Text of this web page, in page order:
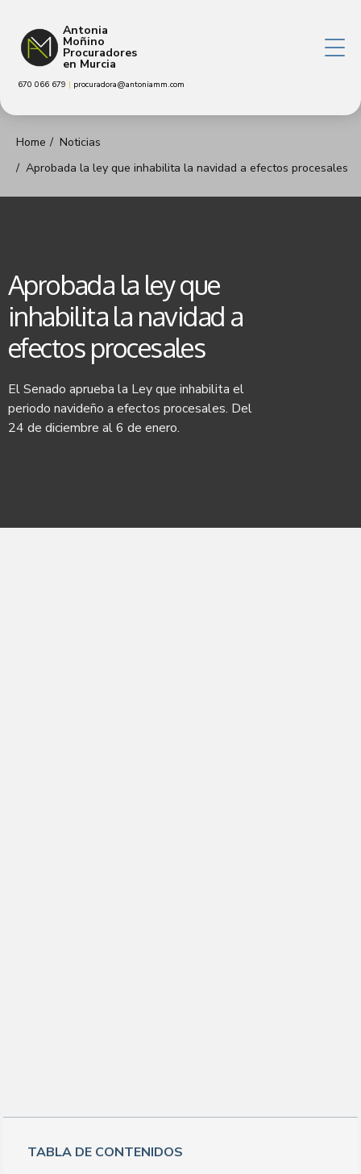
Antonia
Moñino
Procuradores
en Murcia
670 066 679 | procuradora@antoniamm.com
Home
Noticias
Aprobada la ley que inhabilita la navidad a efectos procesales
Aprobada la ley que
inhabilita la navidad a
efectos procesales
El Senado aprueba la Ley que inhabilita el
periodo navideño a efectos procesales. Del
24 de diciembre al 6 de enero.
TABLA DE CONTENIDOS